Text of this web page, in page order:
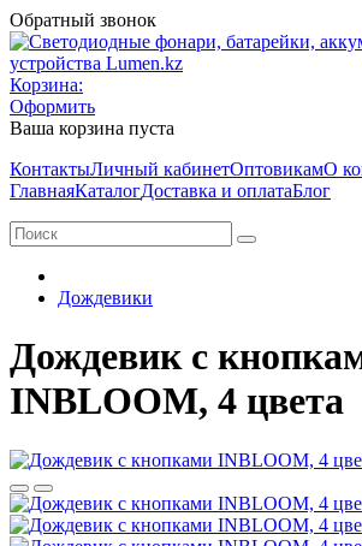
Обратный звонок
Корзина:
Оформить
Ваша корзина пуста
КонтактыЛичный кабинетОптовикамО
ГлавнаяКаталогДоставка и оплатаБлог
Дождевики
Дождевик с
INBLOOM, 4 цвета